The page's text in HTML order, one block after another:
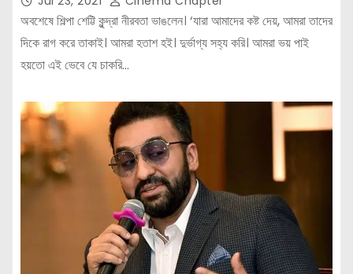
অবশেষে শিল্পা শেট্টি কুন্দ্রা নীরবতা ভাঙলেন। ‘যারা আমাদের কষ্ট দেয়, আমরা তাদের
দিকে রাগ করে তাকাই। আমরা হতাশ হই। দুর্ভাগ্য সহ্য করি। আমরা ভয় পাই
হয়তো এই ভেবে যে চাকরি…